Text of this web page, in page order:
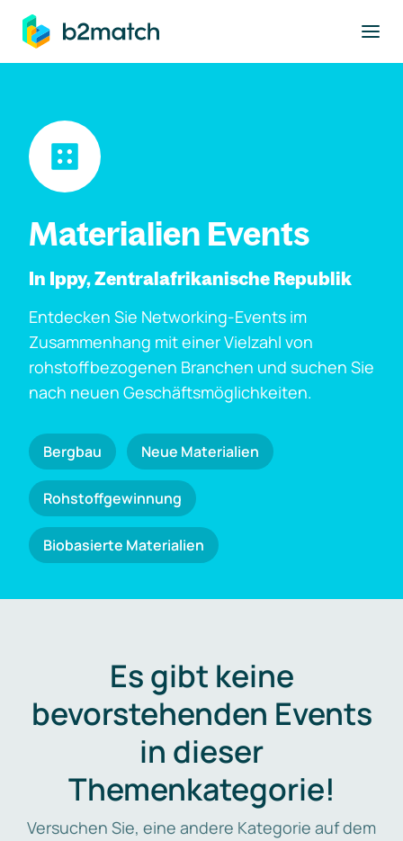
springen
Materialien Events
In Ippy, Zentralafrikanische Republik
Entdecken Sie Networking-Events im
Zusammenhang mit einer Vielzahl von
rohstoffbezogenen Branchen und suchen Sie
nach neuen Geschäftsmöglichkeiten.
Bergbau Neue Materialien
Rohstoffgewinnung
Biobasierte Materialien
Es gibt keine
bevorstehenden Events
in dieser
Themenkategorie!
Versuchen Sie, eine andere Kategorie auf dem